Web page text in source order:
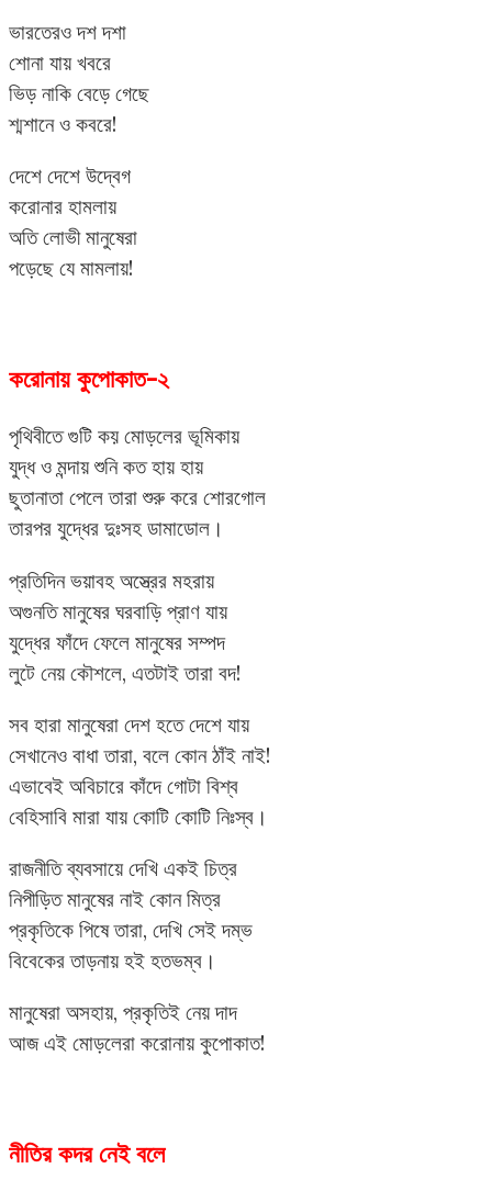
ভারতেরও দশ দশা
শোনা যায় খবরে
ভিড় নাকি বেড়ে গেছে
শ্মশানে ও কবরে!
দেশে দেশে উদ্বেগ
করোনার হামলায়
অতি লোভী মানুষেরা
পড়েছে যে মামলায়!
করোনায় কুপোকাত-২
পৃথিবীতে গুটি কয় মোড়লের ভূমিকায়
যুদ্ধ ও মন্দায় শুনি কত হায় হায়
ছুতানাতা পেলে তারা শুরু করে শোরগোল
তারপর যুদ্ধের দুঃসহ ডামাডোল।
প্রতিদিন ভয়াবহ অস্ত্রের মহরায়
অগুনতি মানুষের ঘরবাড়ি প্রাণ যায়
যুদ্ধের ফাঁদে ফেলে মানুষের সম্পদ
লুটে নেয় কৌশলে, এতটাই তারা বদ!
সব হারা মানুষেরা দেশ হতে দেশে যায়
সেখানেও বাধা তারা, বলে কোন ঠাঁই নাই!
এভাবেই অবিচারে কাঁদে গোটা বিশ্ব
বেহিসাবি মারা যায় কোটি কোটি নিঃস্ব।
রাজনীতি ব্যবসায়ে দেখি একই চিত্র
নিপীড়িত মানুষের নাই কোন মিত্র
প্রকৃতিকে পিষে তারা, দেখি সেই দম্ভ
বিবেকের তাড়নায় হই হতভম্ব।
মানুষেরা অসহায়, প্রকৃতিই নেয় দাদ
আজ এই মোড়লেরা করোনায় কুপোকাত!
নীতির কদর নেই বলে